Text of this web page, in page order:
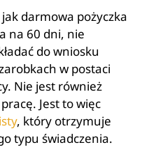
darmowa pożyczka
na 60 dni, nie
do wniosku
w postaci
Nie jest również
Jest to więc
, który otrzymuje
typu świadczenia.